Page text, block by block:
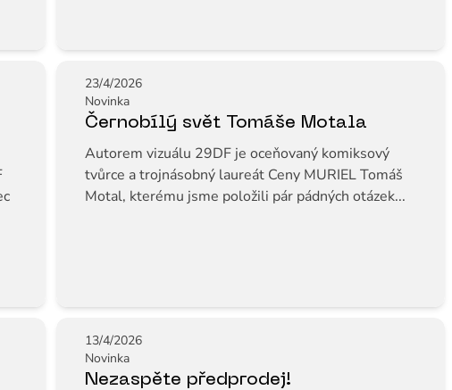
23/4/2026
Novinka
Černobílý svět Tomáše Motala
Autorem vizuálu 29DF je oceňovaný komiksový
tvůrce a trojnásobný laureát Ceny MURIEL Tomáš
Motal, kterému jsme položili pár pádných otázek...
13/4/2026
Novinka
Nezaspěte předprodej!